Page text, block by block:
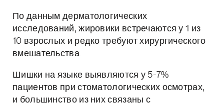
По данным дерматологических
исследований, жировики встречаются у 1 из
10 взрослых и редко требуют хирургического
вмешательства.
Шишки на языке выявляются у 5-7%
пациентов при стоматологических осмотрах,
и большинство из них связаны с